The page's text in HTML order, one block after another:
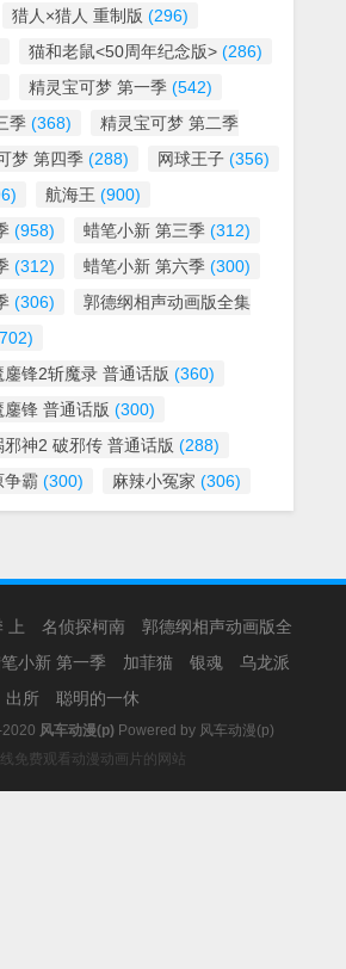
猎人×猎人 重制版 (296)
猫和老鼠<50周年纪念版> (286)
精灵宝可梦 第一季 (542)
季 (368)
精灵宝可梦 第二季
梦 第四季 (288) 网球王子 (356)
航海王 (900)
(958) 蜡笔小新 第三季 (312)
(312) 蜡笔小新 第六季 (300)
(306)
郭德纲相声动画版全集
锋2斩魔录 普通话版 (360)
锋 普通话版 (300)
神2 破邪传 普通话版 (288)
争霸 (300) 麻辣小冤家 (306)
上 名侦探柯南
郭德纲相声动画版全
小新 第一季 加菲猫 银魂
乌龙派
出所
聪明的一休
风车动漫(p) Powered by 风车动漫(p)
线免费观看动漫动画片的网站